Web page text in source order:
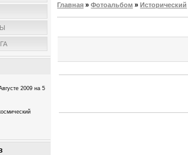
2009 на 5
Главная »Фотоальбом »Исторический